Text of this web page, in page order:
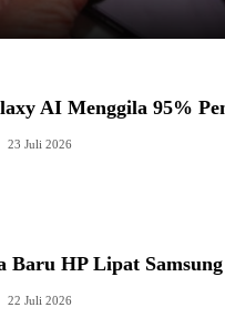
AI Menggila 95%
23 Juli 2026
Baru HP Lipat
22 Juli 2026